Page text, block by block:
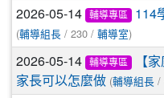
2026-05-14 輔導專區 114
(輔導組長 / 230 / 輔導室)
2026-05-14 輔導專區
【
家長可以怎麼做 (輔導組長 /